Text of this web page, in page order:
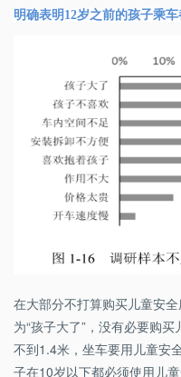
明确表明 12岁之前的孩子乘
在大部分不打算购买儿童安
为“孩子大了”，没有必要购
不到1.4米，坐车要用儿童安
子在10岁以下都必须使用儿